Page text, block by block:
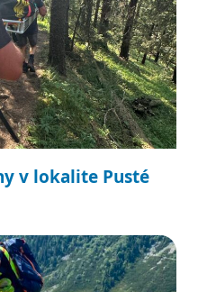
v lokalite Pusté